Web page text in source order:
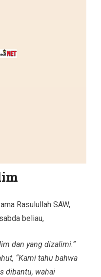
Rasulullah SAW,
beliau,
dan yang dizalimi.”
“Kami tahu bahwa
dibantu, wahai